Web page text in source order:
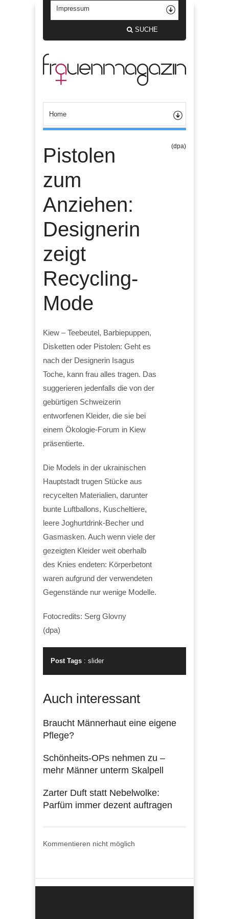
SUCHE
Pistolen
zum
Anziehen:
Designerin
zeigt
Recycling-
Mode
(dpa)
Kiew – Teebeutel, Barbiepuppen,
Disketten oder Pistolen: Geht es
nach der Designerin Isagus
Toche, kann frau alles tragen. Das
suggerieren jedenfalls die von der
gebürtigen Schweizerin
entworfenen Kleider, die sie bei
einem Ökologie-Forum in Kiew
präsentierte.
Die Models in der ukrainischen
Hauptstadt trugen Stücke aus
recycelten Materialien, darunter
bunte Luftballons, Kuscheltiere,
leere Joghurtdrink-Becher und
Gasmasken. Auch wenn viele der
gezeigten Kleider weit oberhalb
des Knies endeten: Körperbetont
waren aufgrund der verwendeten
Gegenstände nur wenige Modelle.
Fotocredits: Serg Glovny
(dpa)
Post Tags : slider
Auch interessant
Braucht Männerhaut eine eigene
Pflege?
Schönheits-OPs nehmen zu –
mehr Männer unterm Skalpell
Zarter Duft statt Nebelwolke:
Parfüm immer dezent auftragen
Kommentieren nicht möglich